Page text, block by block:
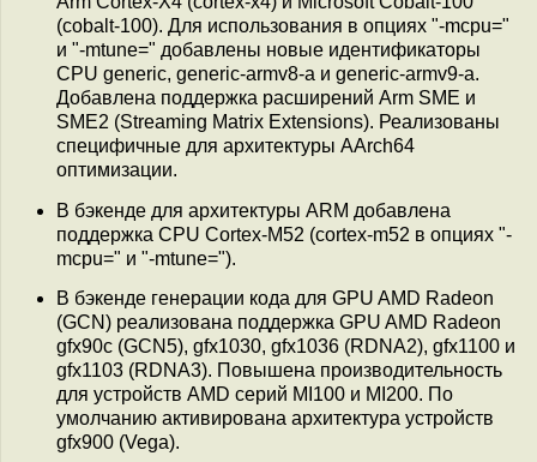
(cobalt-100). Для использования в опциях "-mcpu="
и "-mtune=" добавлены новые идентификаторы
CPU generic, generic-armv8-a и generic-armv9-a.
Добавлена поддержка расширений Arm SME и
SME2 (Streaming Matrix Extensions). Реализованы
специфичные для архитектуры AArch64
оптимизации.
В бэкенде для архитектуры ARM добавлена
поддержка CPU Cortex-M52 (cortex-m52 в опциях "-
mcpu=" и "-mtune=").
В бэкенде генерации кода для GPU AMD Radeon
(GCN) реализована поддержка GPU AMD Radeon
gfx90c (GCN5), gfx1030, gfx1036 (RDNA2), gfx1100 и
gfx1103 (RDNA3). Повышена производительность
для устройств AMD серий MI100 и MI200. По
умолчанию активирована архитектура устройств
gfx900 (Vega).